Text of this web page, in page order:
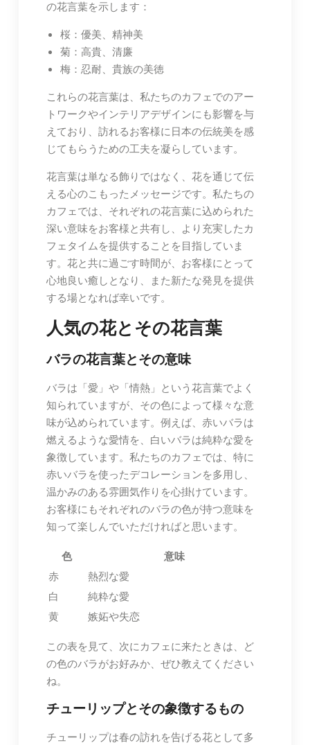
の花言葉を示します：
桜：優美、精神美
菊：高貴、清廉
梅：忍耐、貴族の美徳
これらの花言葉は、私たちのカフェでのアー
トワークやインテリアデザインにも影響を与
えており、訪れるお客様に日本の伝統美を感
じてもらうための工夫を凝らしています。
花言葉は単なる飾りではなく、花を通じて伝
える心のこもったメッセージです。私たちの
カフェでは、それぞれの花言葉に込められた
深い意味をお客様と共有し、より充実したカ
フェタイムを提供することを目指していま
す。花と共に過ごす時間が、お客様にとって
心地良い癒しとなり、また新たな発見を提供
する場となれば幸いです。
人気の花とその花言葉
バラの花言葉とその意味
バラは「愛」や「情熱」という花言葉でよく
知られていますが、その色によって様々な意
味が込められています。例えば、赤いバラは
燃えるような愛情を、白いバラは純粋な愛を
象徴しています。私たちのカフェでは、特に
赤いバラを使ったデコレーションを多用し、
温かみのある雰囲気作りを心掛けています。
お客様にもそれぞれのバラの色が持つ意味を
知って楽しんでいただければと思います。
色
意味
赤
熱烈な愛
白
純粋な愛
黄
嫉妬や失恋
この表を見て、次にカフェに来たときは、ど
の色のバラがお好みか、ぜひ教えてください
ね。
チューリップとその象徴するもの
チューリップは春の訪れを告げる花として多